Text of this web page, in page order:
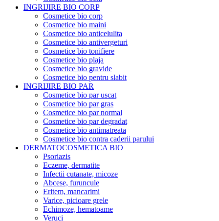
INGRIJIRE BIO CORP
Cosmetice bio corp
Cosmetice bio maini
Cosmetice bio anticelulita
Cosmetice bio antivergeturi
Cosmetice bio tonifiere
Cosmetice bio plaja
Cosmetice bio gravide
Cosmetice bio pentru slabit
INGRIJIRE BIO PAR
Cosmetice bio par uscat
Cosmetice bio par gras
Cosmetice bio par normal
Cosmetice bio par degradat
Cosmetice bio antimatreata
Cosmetice bio contra caderii parului
DERMATOCOSMETICA BIO
Psoriazis
Eczeme, dermatite
Infectii cutanate, micoze
Abcese, furuncule
Eritem, mancarimi
Varice, picioare grele
Echimoze, hematoame
Veruci